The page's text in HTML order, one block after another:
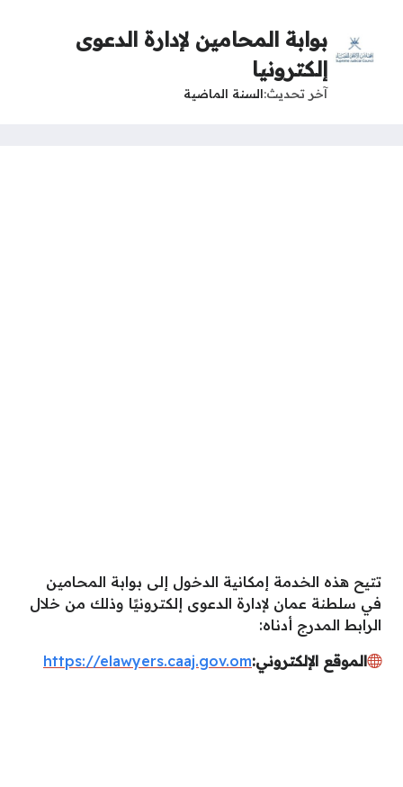
بوابة المحامين لإدارة الدعوى
إلكترونيا
آخر تحديث السنة الماضية
تتيح هذه الخدمة إمكانية الدخول إلى بوابة المحامين
في سلطنة عمان لإدارة الدعوى إلكترونيًا وذلك من خلال
الرابط المدرج أدناه:
الموقع الإلكتروني:https://elawyers.caaj.gov.om